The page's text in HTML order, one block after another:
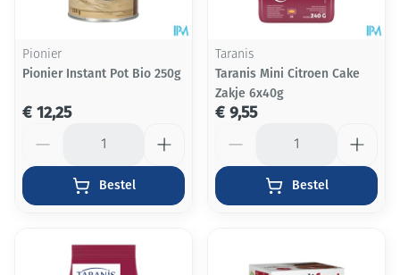
Pionier
Pionier Instant Pot Bio 250g
€ 12,25
Bestel
Taranis
Taranis Mini Citroen Cake
Zakje 6x40g
€ 9,55
Bestel